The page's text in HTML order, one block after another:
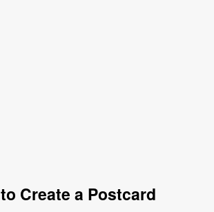
Create a Postcard